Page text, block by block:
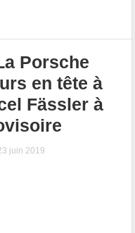
Porsche
en tête à
Fässler à
juin 2019